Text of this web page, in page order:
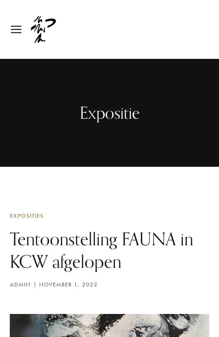
Expositie
EXPOSITIES
Tentoonstelling FAUNA in
KCW afgelopen
ADMIN NOVEMBER 1, 2022